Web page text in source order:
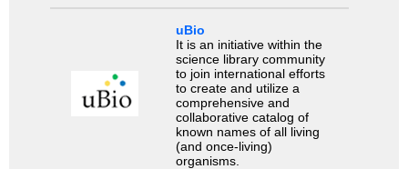
uBio
It is an initiative within the
science library community
to join international efforts
to create and utilize a
comprehensive and
collaborative catalog of
known names of all living
(and once-living)
organisms.